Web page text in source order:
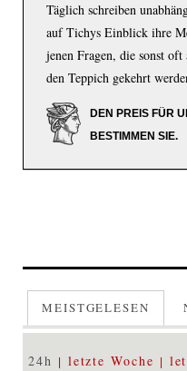
Täglich schreiben
auf Tichys Einblick ihre
jenen Fragen, die sonst
den Teppich gekehrt
DEN PREIS FÜR
BESTIMMEN SIE.
MEISTGELESEN
24h letzte Woche